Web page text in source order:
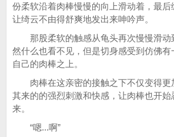
份柔软沿着肉棒慢慢的向上滑动着，最后
让绮云不由得舒爽地发出来呻吟声。
那股柔软的触感从龟头再次慢慢滑动
然什么也看不见，但是切身感受到仿佛
自己的肉棒之上。
肉棒在这亲密的接触之下不仅变得更
其来的的强烈刺激和快感，让肉棒也开始
来。
“嗯...啊”